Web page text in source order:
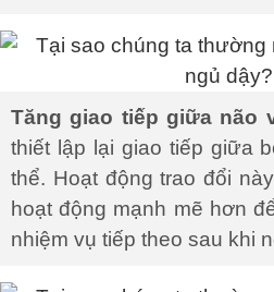
Tăng giao tiếp giữa não
thiết lập lại giao tiếp giữa
thể. Hoạt động trao đổi
hoạt động mạnh mẽ hơn
nhiệm vụ tiếp theo sau khi